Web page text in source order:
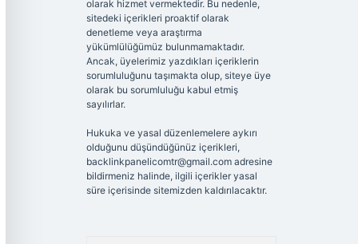
olarak hizmet vermektedir. Bu nedenle,
sitedeki içerikleri proaktif olarak
denetleme veya araştırma
yükümlülüğümüz bulunmamaktadır.
Ancak, üyelerimiz yazdıkları içeriklerin
sorumluluğunu taşımakta olup, siteye üye
olarak bu sorumluluğu kabul etmiş
sayılırlar.
Hukuka ve yasal düzenlemelere aykırı
olduğunu düşündüğünüz içerikleri,
backlinkpanelicomtr@gmail.comadresine
bildirmeniz halinde, ilgili içerikler yasal
süre içerisinde sitemizden kaldırılacaktır.